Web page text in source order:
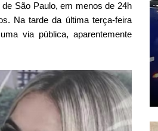
São Paulo, em menos de 24h
Na tarde da última terça-feira
via pública, aparentemente